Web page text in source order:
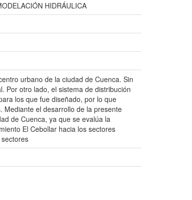
HIDRÁULICA
urbano de la ciudad de Cuenca. Sin
Por otro lado, el sistema de distribución
los que fue diseñado, por lo que
el desarrollo de la presente
de Cuenca, ya que se evalúa la
El Cebollar hacia los sectores